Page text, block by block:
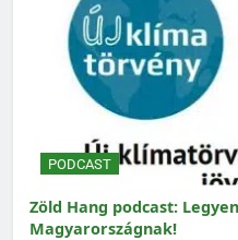
PODCAST
Zöld Hang podcast:
Magyarországnak!